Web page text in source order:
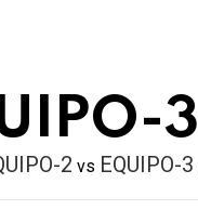
3
2 vs EQUIPO-3